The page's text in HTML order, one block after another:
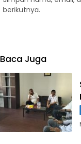
berikutnya.
Baca Juga